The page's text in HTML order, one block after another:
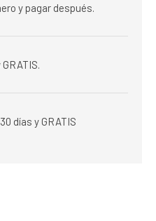
y pagar después.
días y GRATIS